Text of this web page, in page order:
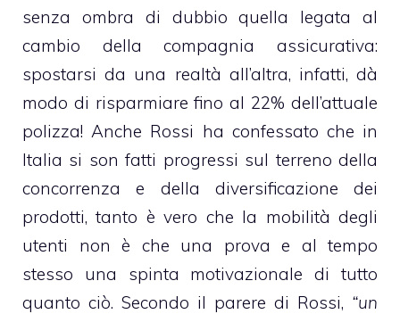
senza ombra di dubbio quella legata al
cambio della compagnia assicurativa:
spostarsi da una realtà all’altra, infatti, dà
modo di risparmiare fino al 22% dell’attuale
polizza! Anche Rossi ha confessato che in
Italia si son fatti progressi sul terreno della
concorrenza e della diversificazione dei
prodotti, tanto è vero che la mobilità degli
utenti non è che una prova e al tempo
stesso una spinta motivazionale di tutto
quanto ciò. Secondo il parere di Rossi, “un